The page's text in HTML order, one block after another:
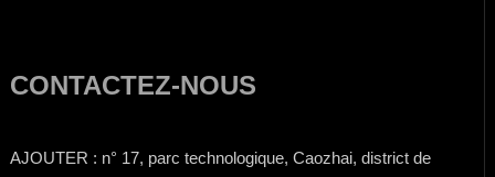
CONTACTEZ-NOUS
AJOUTER : n° 17, parc technologique, Caozhai, district de